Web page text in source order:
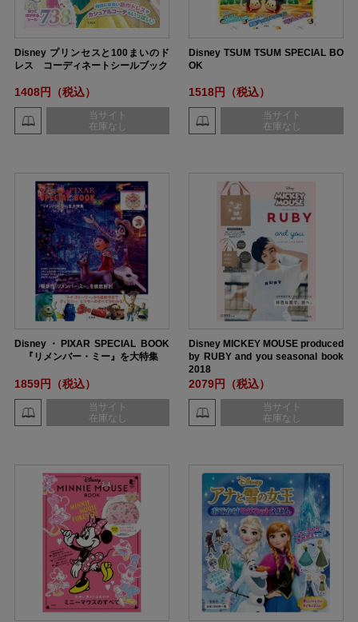
Disney プリンセスと100まいのド
レス コーディネートシールブック
1408円（税込）
当サイト
在庫なし
Disney TSUM TSUM SPECIAL BO
OK
1518円（税込）
当サイト
在庫なし
Disney・PIXAR SPECIAL BOOK
『リメンバー・ミー』を大特集
1859円（税込）
当サイト
在庫なし
Disney MICKEY MOUSE produced
by RUBY and you seasonal book
2018
2079円（税込）
当サイト
在庫なし